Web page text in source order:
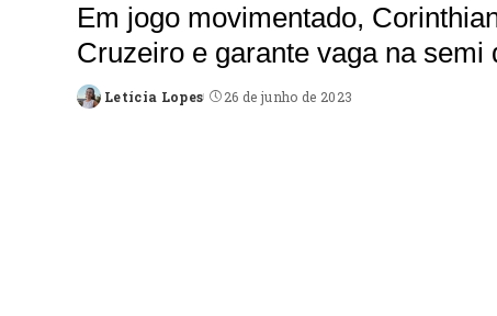
Em jogo movimentado,
Cruzeiro e garante vaga na semi
Posted
Letícia Lopes 26 de junho de 2023